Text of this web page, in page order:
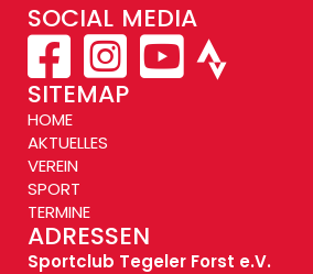
SOCIAL MEDIA
SITEMAP
HOME
AKTUELLES
VEREIN
SPORT
TERMINE
ADRESSEN
Sportclub Tegeler Forst e.V.